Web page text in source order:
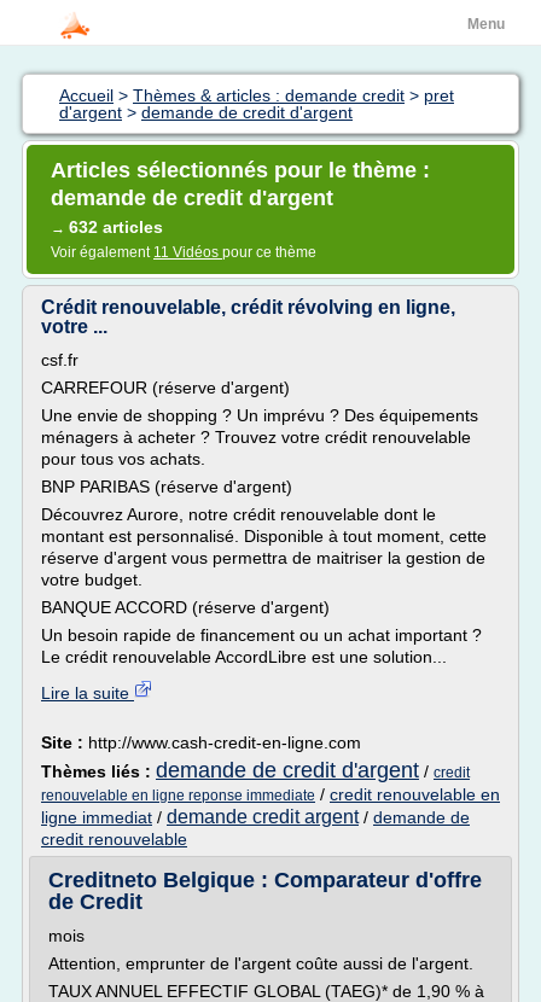
Menu
Accueil > Thèmes & articles : demande credit > pret
d'argent > demande de credit d'argent
Articles sélectionnés pour le thème :
demande de credit d'argent
→ 632 articles
Voir également 11 Vidéos pour ce thème
Crédit renouvelable, crédit révolving en ligne,
votre ...
csf.fr
CARREFOUR (réserve d'argent)
Une envie de shopping ? Un imprévu ? Des équipements
ménagers à acheter ? Trouvez votre crédit renouvelable
pour tous vos achats.
BNP PARIBAS (réserve d'argent)
Découvrez Aurore, notre crédit renouvelable dont le
montant est personnalisé. Disponible à tout moment, cette
réserve d'argent vous permettra de maitriser la gestion de
votre budget.
BANQUE ACCORD (réserve d'argent)
Un besoin rapide de financement ou un achat important ?
Le crédit renouvelable AccordLibre est une solution...
Lire la suite
Site : http://www.cash-credit-en-ligne.com
Thèmes liés : demande de credit d'argent / credit
renouvelable en ligne reponse immediate / credit renouvelable en
ligne immediat / demande credit argent/ demande de
credit renouvelable
Creditneto Belgique : Comparateur d'offre
de Credit
mois
Attention, emprunter de l'argent coûte aussi de l'argent.
TAUX ANNUEL EFFECTIF GLOBAL (TAEG)* de 1,90 % à